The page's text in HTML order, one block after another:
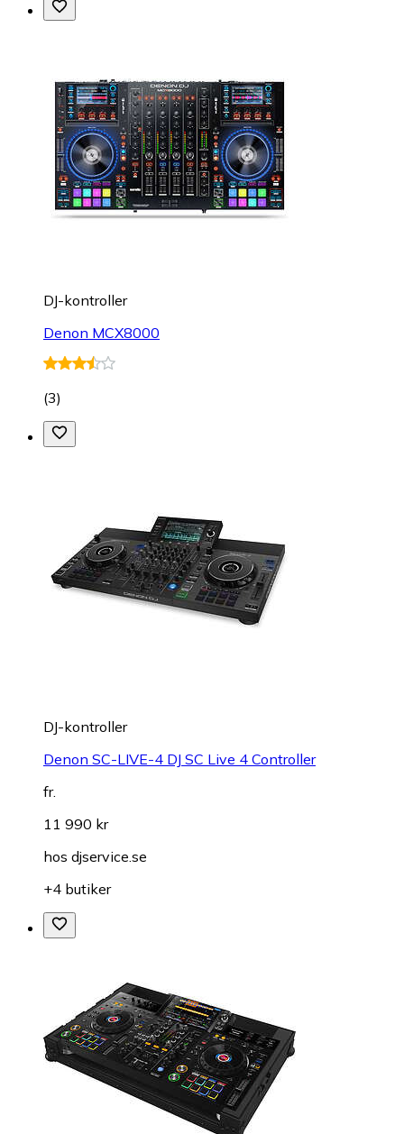
DJ-kontroller
Denon MCX8000
(3)
DJ-kontroller
Denon SC-LIVE-4 DJ SC Live 4 Controller
fr.
11 990 kr
hos djservice.se
+4 butiker